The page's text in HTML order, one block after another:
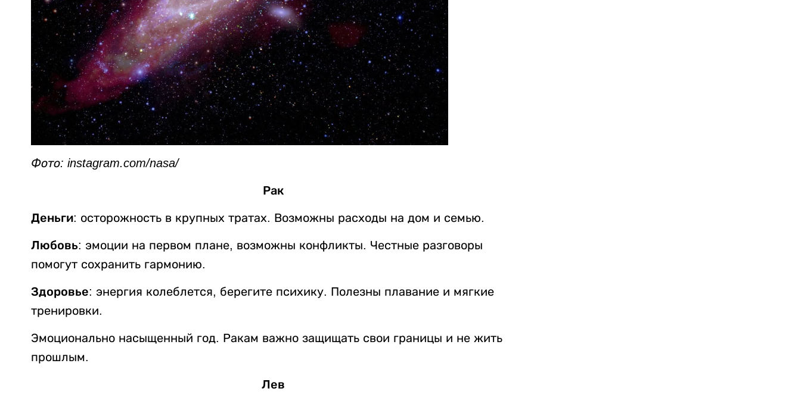
Фото: instagram.com/nasa/
Рак
Деньги: осторожность в крупных тратах. Возможны расходы на дом и семью.
Любовь: эмоции на первом плане, возможны конфликты. Честные разговоры
помогут сохранить гармонию.
Здоровье: энергия колеблется, берегите психику. Полезны плавание и мягкие
тренировки.
Эмоционально насыщенный год. Ракам важно защищать свои границы и не жить
прошлым.
Лев